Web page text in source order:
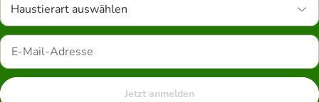
Haustierart auswählen
Jetzt anmelden